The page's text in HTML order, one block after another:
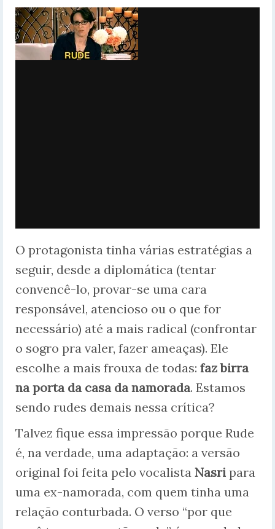
O protagonista tinha várias estratégias a
seguir, desde a diplomática (tentar
convencê-lo, provar-se uma cara
responsável, atencioso ou o que for
necessário) até a mais radical (confrontar
o sogro pra valer, fazer ameaças). Ele
escolhe a mais frouxa de todas: faz birra
na porta da casa da namorada. Estamos
sendo rudes demais nessa crítica?
Talvez fique essa impressão porque Rude
é, na verdade, uma adaptação: a versão
original foi feita pelo vocalista Nasri para
uma ex-namorada, com quem tinha uma
relação conturbada. O verso “por que